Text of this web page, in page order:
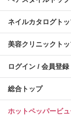
ネイルカタログト
美容クリニックト
ログイン / 会員登録
総合トップ
ホットペッパービ